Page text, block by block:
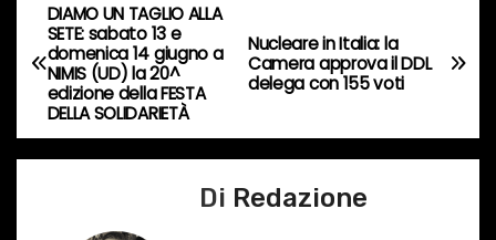
r
s
o
…
N
a
v
i
Nucleare in Italia: la
Camera approva il DDL
delega con 155 voti
DIAMO UN TAGLIO ALLA
SETE: sabato 13 e
domenica 14 giugno a
NIMIS (UD) la 20^
edizione della FESTA
DELLA SOLIDARIETÀ
Di Redazione